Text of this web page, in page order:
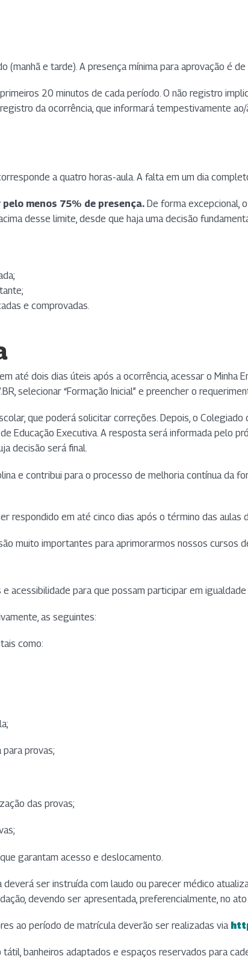
e tarde). A presença mínima para aprovação é
20 minutos de cada período. O não registro
da ocorrência, que informará tempestivamente
a quatro horas-aula. A falta em um dia
menos 75% de presença. De forma excepcional,
desse limite, desde que haja uma decisão
e comprovadas.
até dois dias úteis após a ocorrência, acessar o
selecionar “Formação Inicial” e preencher o
que poderá solicitar correções. Depois, o
Educação Executiva. A resposta será informada pelo
decisão será final.
e contribui para o processo de melhoria contínua da
respondido em até cinco dias após o término das aulas
muito importantes para aprimorarmos nossos cursos
acessibilidade para que possam participar em
as seguintes:
como:
provas;
das provas;
garantam acesso e deslocamento.
ser instruída com laudo ou parecer médico
devendo ser apresentada, preferencialmente, no
ao período de matrícula deverão ser realizadas via
banheiros adaptados e espaços reservados para